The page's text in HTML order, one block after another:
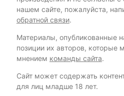
нашем сайте, пожалуйста,
обратной связи.
Материалы, опубликованные
позиции их авторов, которые
мнением команды сайта.
Сайт может содержать
для лиц младше 18 лет.